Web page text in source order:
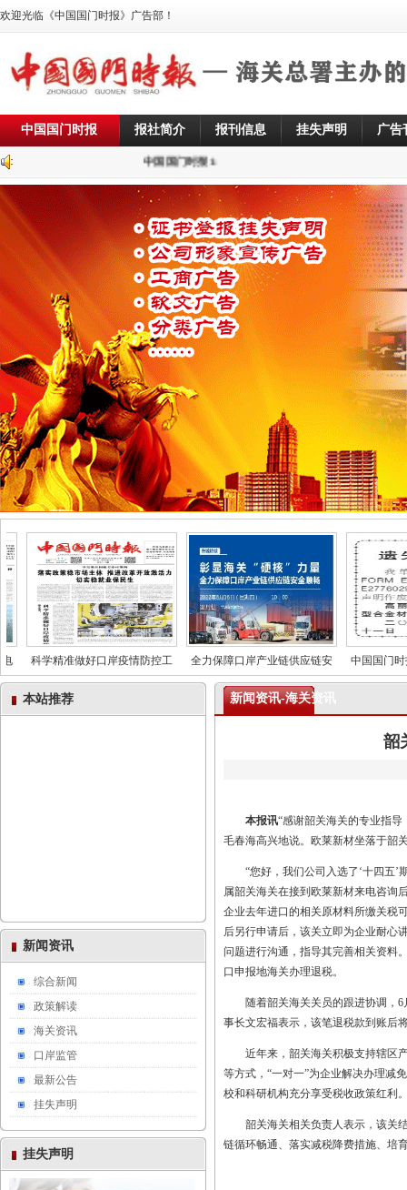
欢迎光临《中国国门时报》广告部！
中国国门时报 报社简介 报刊信息 挂失声明 广告
中国国门时报1:
科学精准做好口岸疫情防控工 全力保障口岸产业链供应链安 中国国门时
本站推荐
新闻资讯
综合新闻
政策解读
海关资讯
口岸监管
最新公告
挂失声明
挂失声明
新闻资讯-海关资讯
韶
本报讯“感谢韶关海关的专业指
毛春海高兴地说。欧莱新材坐落于韶
“您好，我们公司入选了‘十四五
属韶关海关在接到欧莱新材来电咨询
企业去年进口的相关原材料所缴关税
后另行申请后，该关立即为企业耐心
问题进行沟通，指导其完善相关资料
口申报地海关办理退税。
随着韶关海关关员的跟进协调，
事长文宏福表示，该笔退税款到账后
近年来，韶关海关积极支持辖区
等方式，“一对一”为企业解决办理减
校和科研机构充分享受税收政策红利
韶关海关相关负责人表示，该关
链循环畅通、落实减税降费措施、培